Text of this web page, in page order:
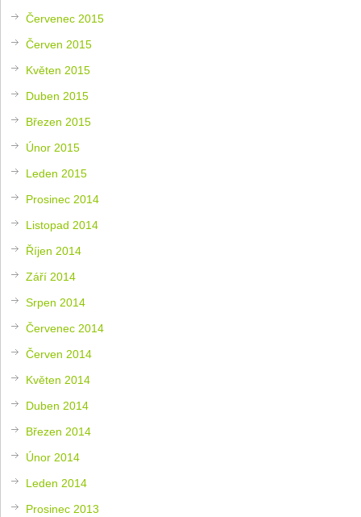
Červenec 2015
Červen 2015
Květen 2015
Duben 2015
Březen 2015
Únor 2015
Leden 2015
Prosinec 2014
Listopad 2014
Říjen 2014
Září 2014
Srpen 2014
Červenec 2014
Červen 2014
Květen 2014
Duben 2014
Březen 2014
Únor 2014
Leden 2014
Prosinec 2013